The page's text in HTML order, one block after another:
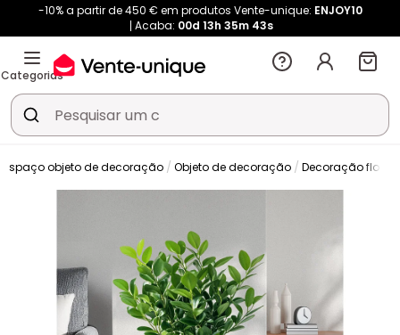
-10% a partir de 450 € em produtos Vente-unique: ENJOY10
Acaba: 00d 13h 35m 42s
Categorias
Espaço objeto de decoração Objeto de decoração Decoração floral